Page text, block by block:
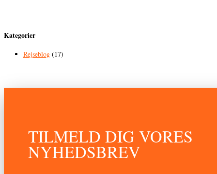
Kategorier
Rejseblog (17)
TILMELD DIG VORES
NYHEDSBREV